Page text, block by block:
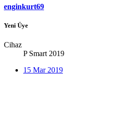
enginkurt69
Yeni Üye
Cihaz
P Smart 2019
15 Mar 2019